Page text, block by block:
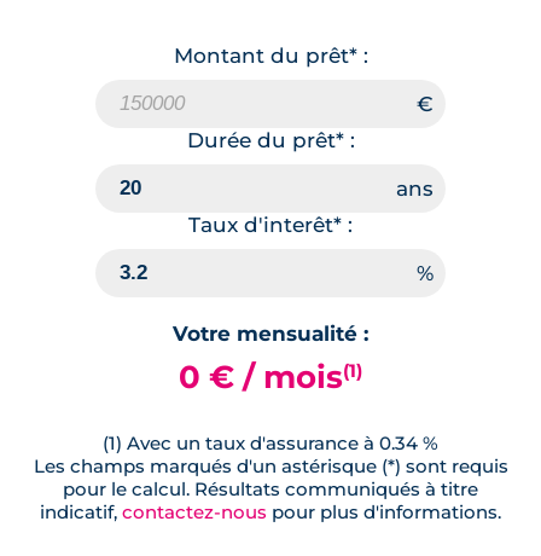
Montant du prêt* :
Durée du prêt* :
Taux d'interêt* :
Votre mensualité :
0 € / mois(1)
(1) Avec un taux d'assurance à 0.34 %
Les champs marqués d'un astérisque (*) sont requis
pour le calcul. Résultats communiqués à titre
indicatif, contactez-nous pour plus d'informations.